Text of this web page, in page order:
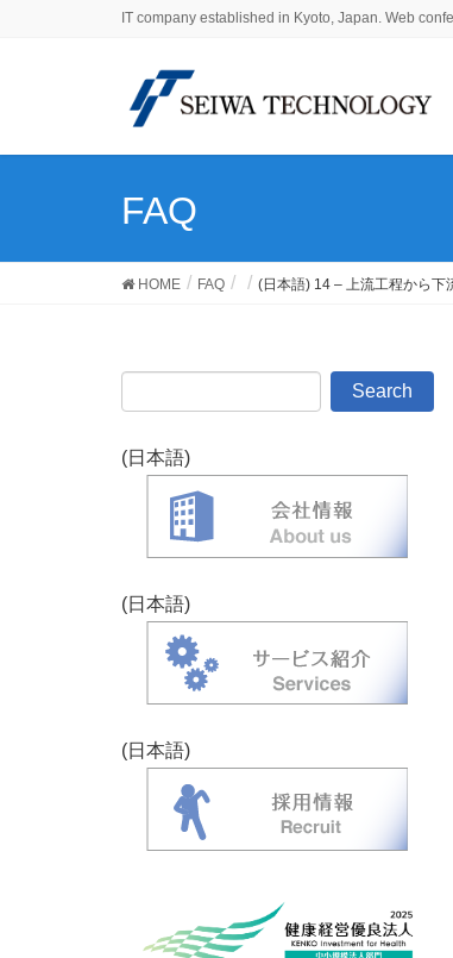
IT company established in Kyoto, Japan. Web
FAQ
HOME FAQ (日本語) 14 – 上流工程から下
(日本語)
(日本語)
(日本語)